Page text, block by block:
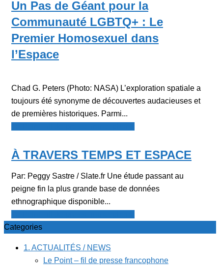
Un Pas de Géant pour la
Communauté LGBTQ+ : Le
Premier Homosexuel dans
l’Espace
Chad G. Peters (Photo: NASA) L’exploration spatiale a
toujours été synonyme de découvertes audacieuses et
de premières historiques. Parmi...
À TRAVERS TEMPS ET ESPACE
Par: Peggy Sastre / Slate.fr Une étude passant au
peigne fin la plus grande base de données
ethnographique disponible...
Categories
1. ACTUALITÉS / NEWS
Le Point – fil de presse francophone